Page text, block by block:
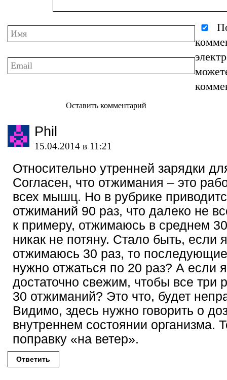
Оставить комментарий
Phil
15.04.2014 в 11:21
Относительно утренней зарядки
Согласен, что отжимания – это
всех мышц. Но в рубрике
отжиманий 90 раз, что далеко не
к примеру, отжимаюсь в среднем
никак не потяну. Стало быть, если
отжимаюсь 30 раз, то
нужно отжаться по 20 раз? А если
достаточно свежим, чтобы все три
30 отжиманий? Это что, будет
Видимо, здесь нужно говорить о
внутреннем состоянии организма.
поправку «на ветер».
Ответить